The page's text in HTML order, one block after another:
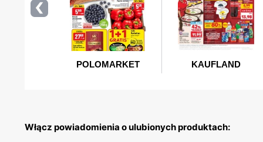
Włącz powiadomienia o ulubionych produktach: